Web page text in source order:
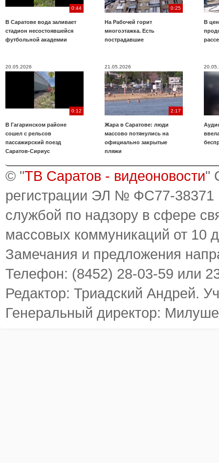
0:44
В Саратове вода заливает
стадион несостоявшейся
футбольной академии
0:25
На Рабочей горит
многоэтажка. Есть
пострадавшие
В
20.05.2026
0:12
В Гагаринском районе
сошел с рельсов
пассажирский поезд
Саратов-Сириус
21.05.2026
2:17
Жара в Саратове: люди
массово потянулись на
официально закрытые
пляжи
© "ТВ Саратов - видеоновости"
регистрации ЭЛ № ФС77-38371
службой по надзору в сфере
массовых коммуникаций от 10
Замечания и предложения
Телефон: (8452) 28-03-59 или
Редактор: Триадский Андрей.
Генеральный директор: